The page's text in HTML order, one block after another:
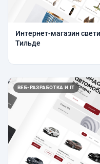
Интернет-магазин
Тильде
ВЕБ-РАЗРАБОТКА И IT